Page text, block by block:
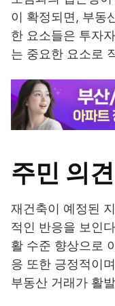
이 확정되면, 부동
한 요소들은 투자
는 중요한 요소로
주민 의
재건축이 예정된
적인 반응을 보인
활 수준 향상으로
응 또한 긍정적이
부동산 거래가 활